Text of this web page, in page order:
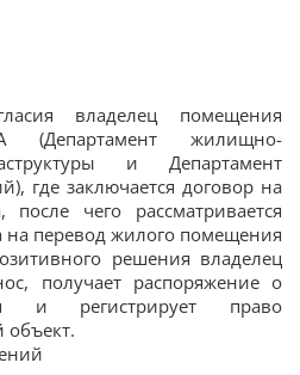
владелец помещения
(Департамент жилищно-
и Департамент
где заключается договор на
после чего рассматривается
на перевод жилого помещения
решения владелец
получает распоряжение о
и регистрирует право
объект.